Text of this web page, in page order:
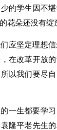
的学生因不
花朵还没有绽
应坚定理想
在改革开放
以我们要尽
一生都要学
隆平老先生